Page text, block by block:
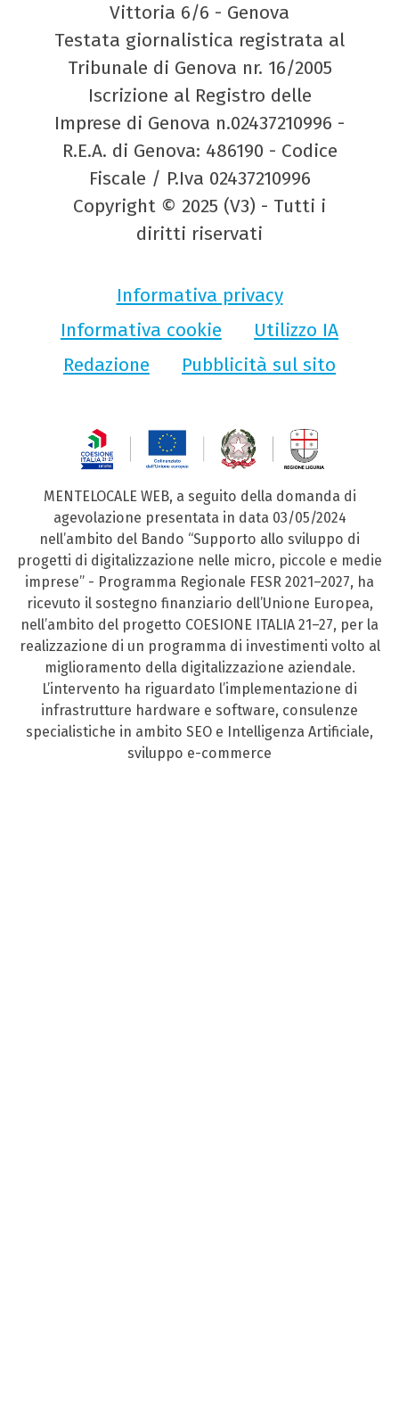
Vittoria 6/6 - Genova
Testata giornalistica registrata al
Tribunale di Genova nr. 16/2005
Iscrizione al Registro delle
Imprese di Genova n.02437210996 -
R.E.A. di Genova: 486190 - Codice
Fiscale / P.Iva 02437210996
Copyright © 2025 (V3) - Tutti i
diritti riservati
Informativa privacy
Informativa cookie
Utilizzo IA
Redazione
Pubblicità sul sito
MENTELOCALE WEB, a seguito della domanda di
agevolazione presentata in data 03/05/2024
nell’ambito del Bando “Supporto allo sviluppo di
progetti di digitalizzazione nelle micro, piccole e medie
imprese” - Programma Regionale FESR 2021–2027, ha
ricevuto il sostegno finanziario dell’Unione Europea,
nell’ambito del progetto COESIONE ITALIA 21–27, per la
realizzazione di un programma di investimenti volto al
miglioramento della digitalizzazione aziendale.
L’intervento ha riguardato l’implementazione di
infrastrutture hardware e software, consulenze
specialistiche in ambito SEO e Intelligenza Artificiale,
sviluppo e-commerce